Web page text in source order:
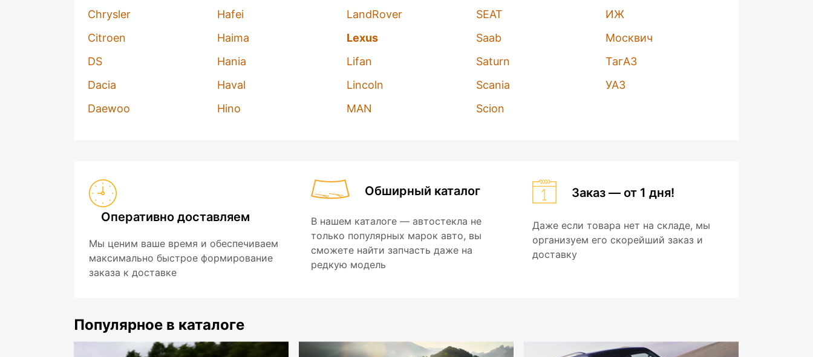
Chrysler
Citroen
DS
Dacia
Daewoo
Hafei
Haima
Hania
Haval
Hino
LandRover
Lexus
Lifan
Lincoln
MAN
SEAT
Saab
Saturn
Scania
Scion
ИЖ
Москвич
ТагАЗ
УАЗ
Оперативно доставляем
Мы ценим ваше время и обеспечиваем
максимально быстрое формирование
заказа к доставке
Обширный каталог
В нашем каталоге — автостекла не
только популярных марок авто, вы
сможете найти запчасть даже на
редкую модель
Заказ — от 1 дня!
Даже если товара нет на складе, мы
организуем его скорейший заказ и
доставку
Популярное в каталоге